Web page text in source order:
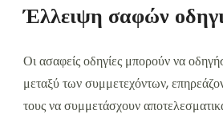
Έλλειψη σαφών
Οι ασαφείς οδηγίες μπορούν να
μεταξύ των συμμετεχόντων,
τους να συμμετάσχουν